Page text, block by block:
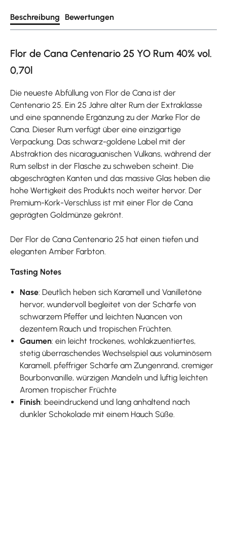
Beschreibung Bewertungen
Flor de Cana Centenario 25 YO Rum 40% vol.
0,70l
Die neueste Abfüllung von Flor de Cana ist der
Centenario 25. Ein 25 Jahre alter Rum der Extraklasse
und eine spannende Ergänzung zu der Marke Flor de
Cana. Dieser Rum verfügt über eine einzigartige
Verpackung. Das schwarz-goldene Label mit der
Abstraktion des nicaraguanischen Vulkans, während der
Rum selbst in der Flasche zu schweben scheint. Die
abgeschrägten Kanten und das massive Glas heben die
hohe Wertigkeit des Produkts noch weiter hervor. Der
Premium-Kork-Verschluss ist mit einer Flor de Cana
geprägten Goldmünze gekrönt.
Der Flor de Cana Centenario 25 hat einen tiefen und
eleganten Amber Farbton.
Tasting Notes
Nase: Deutlich heben sich Karamell und Vanilletöne
hervor, wundervoll begleitet von der Schärfe von
schwarzem Pfeffer und leichten Nuancen von
dezentem Rauch und tropischen Früchten.
Gaumen: ein leicht trockenes, wohlakzuentiertes,
stetig überraschendes Wechselspiel aus voluminösem
Karamell, pfeffriger Schärfe am Zungenrand, cremiger
Bourbonvanille, würzigen Mandeln und luftig leichten
Aromen tropischer Früchte
Finish: beeindruckend und lang anhaltend nach
dunkler Schokolade mit einem Hauch Süße.